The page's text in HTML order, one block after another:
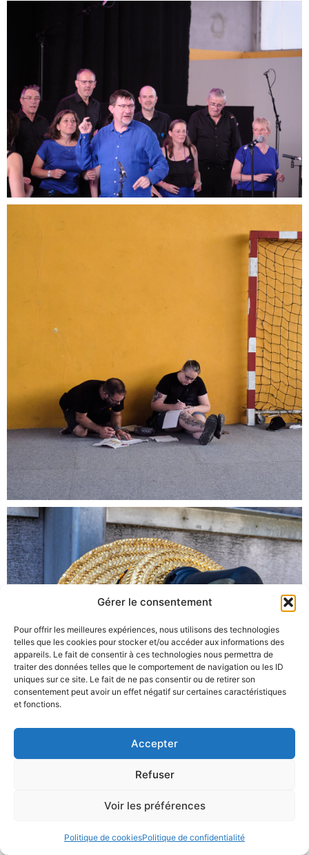
Gérer le consentement
Pour offrir les meilleures expériences, nous utilisons des technologies
telles que les cookies pour stocker et/ou accéder aux informations des
appareils. Le fait de consentir à ces technologies nous permettra de
traiter des données telles que le comportement de navigation ou les ID
uniques sur ce site. Le fait de ne pas consentir ou de retirer son
consentement peut avoir un effet négatif sur certaines caractéristiques
et fonctions.
Accepter
Refuser
Voir les préférences
Politique de cookiesPolitique de confidentialité